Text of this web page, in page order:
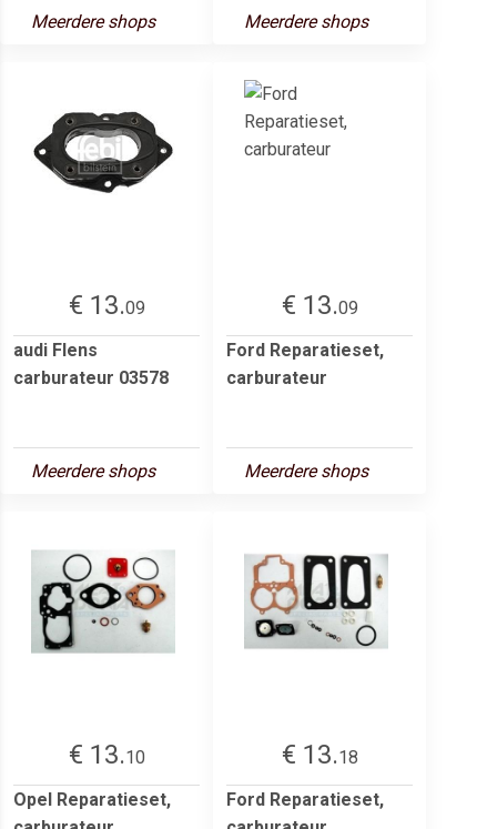
Meerdere shops Meerdere shops
€ 13.09
audi Flens
carburateur 03578
Meerdere shops
€ 13.09
Ford Reparatieset,
carburateur
Meerdere shops
€ 13.10
Opel Reparatieset,
€ 13.18
Ford Reparatieset,